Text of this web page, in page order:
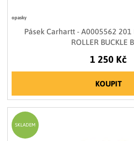
opasky
Pásek Carhartt - A0005562 201
ROLLER BUCKLE
1 250 Kč
KOUPIT
SKLADEM